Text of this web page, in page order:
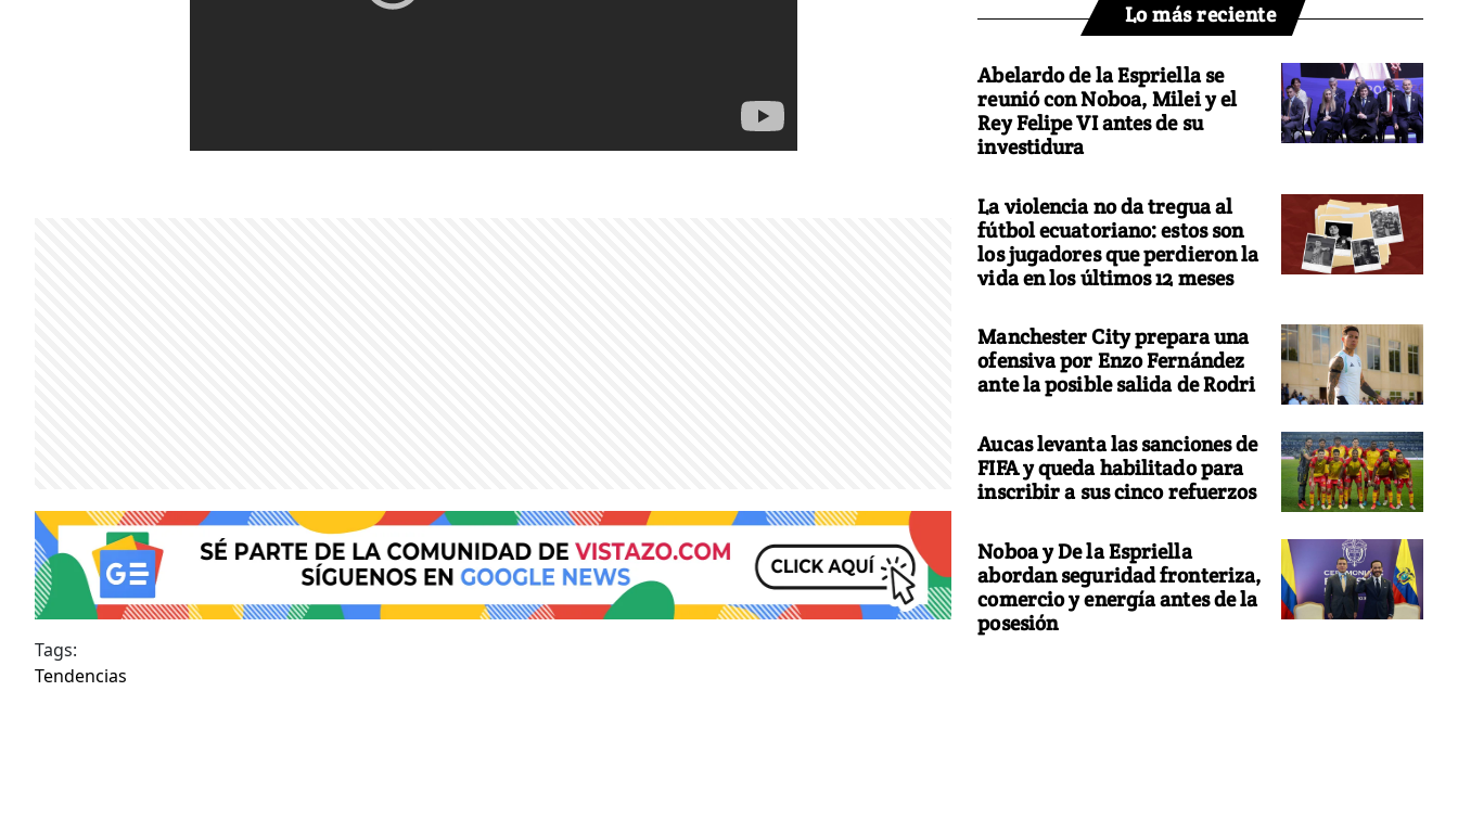
Tags:
Tendencias
Lo más reciente
Abelardo de la Espriella se
reunió con Noboa, Milei y el
Rey Felipe VI antes de su
investidura
La violencia no da tregua al
fútbol ecuatoriano: estos son
los jugadores que perdieron la
vida en los últimos 12 meses
Manchester City prepara una
ofensiva por Enzo Fernández
ante la posible salida de Rodri
Aucas levanta las sanciones de
FIFA y queda habilitado para
inscribir a sus cinco refuerzos
Noboa y De la Espriella
abordan seguridad fronteriza,
comercio y energía antes de la
posesión